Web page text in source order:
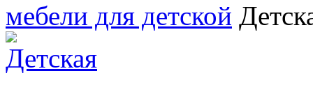
мебели для детской